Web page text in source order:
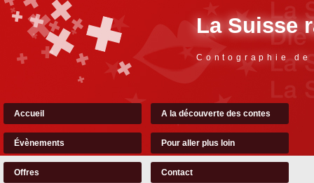
La Suisse
Contographie
Accueil A la découverte des contes
Évènements Pour aller plus loin
Offres Contact